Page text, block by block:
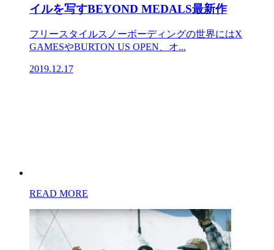
イルを写すBEYOND MEDALS最新作
フリースタイルスノーボーディングの世界にはX
GAMESやBURTON US OPEN、オ...
2019.12.17
READ MORE